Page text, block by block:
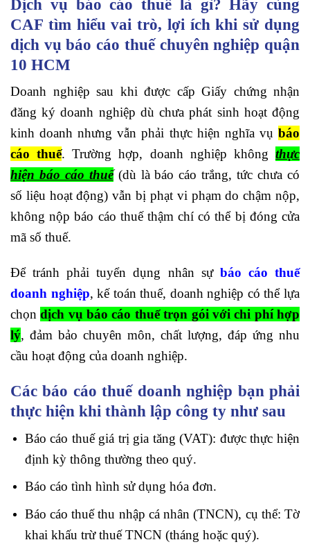
Dịch vụ báo cáo thuế là gì? Hãy cùng
CAF tìm hiểu vai trò, lợi ích khi sử dụng
dịch vụ báo cáo thuế chuyên nghiệp quận
10 HCM
Doanh nghiệp sau khi được cấp Giấy chứng nhận
đăng ký doanh nghiệp dù chưa phát sinh hoạt động
kinh doanh nhưng vẫn phải thực hiện nghĩa vụ báo
cáo thuế. Trường hợp, doanh nghiệp khôngthực
hiện báo cáo thuế(dù là báo cáo trắng, tức chưa có
số liệu hoạt động) vẫn bị phạt vi phạm do chậm nộp,
không nộp báo cáo thuế thậm chí có thể bị đóng cửa
mã số thuế.
Để tránh phải tuyển dụng nhân sự báo cáo thuế
doanh nghiệp, kế toán thuế, doanh nghiệp có thể lựa
chọndịch vụ báo cáo thuế trọn gói với chi phí hợp
lý, đảm bảo chuyên môn, chất lượng, đáp ứng nhu
cầu hoạt động của doanh nghiệp.
Các báo cáo thuế doanh nghiệp bạn phải
thực hiện khi thành lập công ty như sau
Báo cáo thuế giá trị gia tăng (VAT): được thực hiện
định kỳ thông thường theo quý.
Báo cáo tình hình sử dụng hóa đơn.
Báo cáo thuế thu nhập cá nhân (TNCN), cụ thể: Tờ
khai khấu trừ thuế TNCN (tháng hoặc quý).